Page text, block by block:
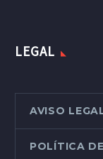
LEGAL
AVISO
POLÍTICA